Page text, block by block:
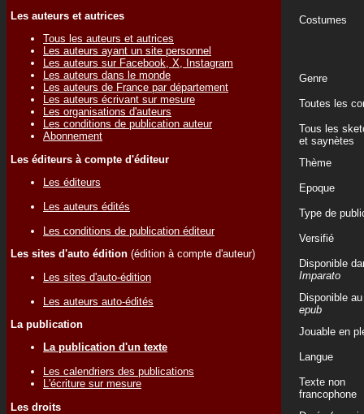
Les auteurs et autrices
Tous les auteurs et autrices
Les auteurs ayant un site personnel
Les auteurs sur Facebook, X, Instagram
Les auteurs dans le monde
Les auteurs de France par département
Les auteurs écrivant sur mesure
Les organisations d'auteurs
Les conditions de publication auteur
Abonnement
Les éditeurs à compte d'éditeur
Les éditeurs
Les auteurs édités
Les conditions de publication éditeur
Les sites d'auto édition (édition à compte d'auteur)
Les sites d'auto-édition
Les auteurs auto-édités
La publication
La publication d'un texte
Les calendriers des publications
L'écriture sur mesure
Les droits
Costumes
Genre
Toutes les
Tous les
et saynètes
Thème
Epoque
Type de
Versifié
Disponible
Imparato
Disponible
epub
Jouable en
Langue
Texte non
francophone